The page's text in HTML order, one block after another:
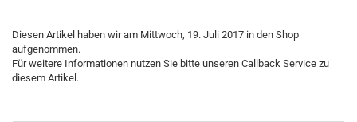
Diesen Artikel haben wir am Mittwoch, 19. Juli 2017 in den Shop
aufgenommen.
Für weitere Informationen nutzen Sie bitte unseren Callback Service zu
diesem Artikel.